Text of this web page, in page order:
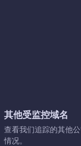
其他受监控域名
查看我们追踪的其他
情况。